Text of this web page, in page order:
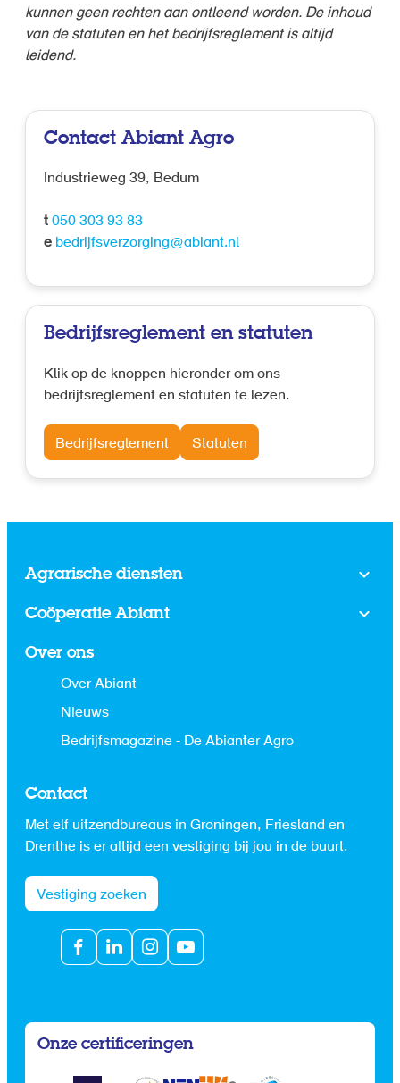
kunnen geen rechten aan ontleend worden. De inhoud
van de statuten en het bedrijfsreglement is altijd
leidend.
Contact Abiant Agro
Industrieweg 39, Bedum
t 050 303 93 83
e bedrijfsverzorging@abiant.nl
Bedrijfsreglement en statuten
Klik op de knoppen hieronder om ons
bedrijfsreglement en statuten te lezen.
Bedrijfsreglement Statuten
Agrarische diensten
Coöperatie Abiant
Over ons
Over Abiant
Nieuws
Bedrijfsmagazine - De Abianter Agro
Contact
Met elf uitzendbureaus in Groningen, Friesland en
Drenthe is er altijd een vestiging bij jou in de buurt.
Vestiging zoeken
Onze certificeringen